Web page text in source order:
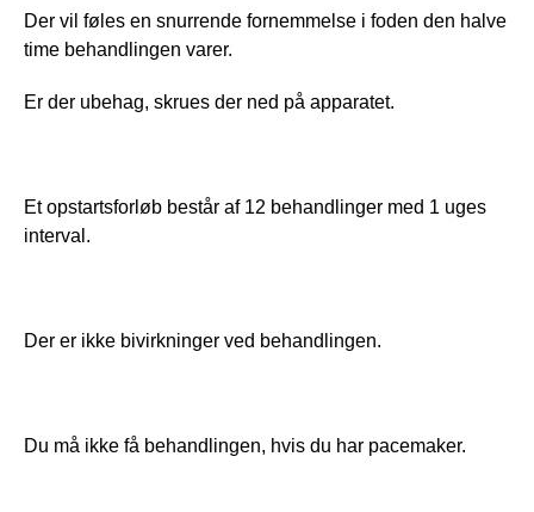
Der vil føles en snurrende fornemmelse i foden den halve
time behandlingen varer.
Er der ubehag, skrues der ned på apparatet.
Et opstartsforløb består af 12 behandlinger med 1 uges
interval.
Der er ikke bivirkninger ved behandlingen.
Du må ikke få behandlingen, hvis du har pacemaker.